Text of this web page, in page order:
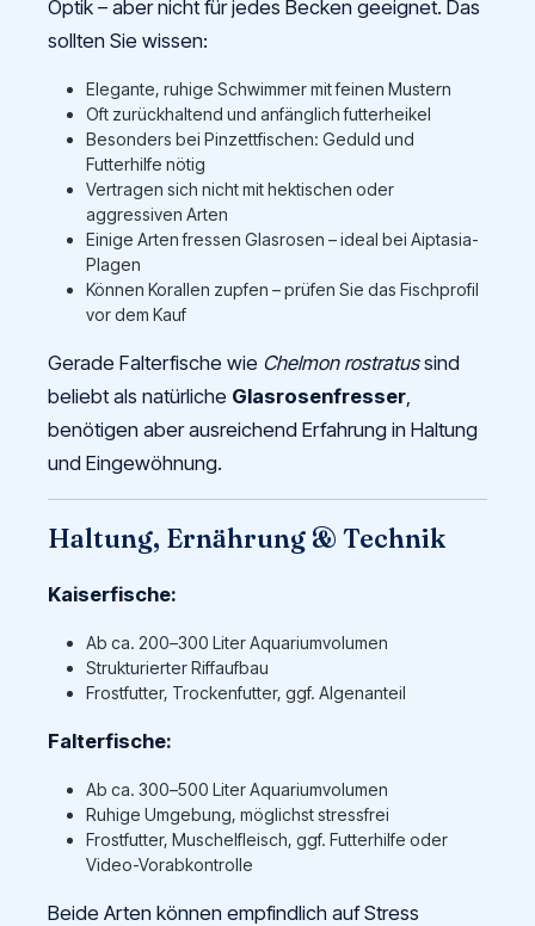
Optik – aber nicht für jedes Becken geeignet. Das
sollten Sie wissen:
Elegante, ruhige Schwimmer mit feinen Mustern
Oft zurückhaltend und anfänglich futterheikel
Besonders bei Pinzettfischen: Geduld und
Futterhilfe nötig
Vertragen sich nicht mit hektischen oder
aggressiven Arten
Einige Arten fressen Glasrosen – ideal bei Aiptasia-
Plagen
Können Korallen zupfen – prüfen Sie das Fischprofil
vor dem Kauf
Gerade Falterfische wie Chelmon rostratussind
beliebt als natürliche Glasrosenfresser,
benötigen aber ausreichend Erfahrung in Haltung
und Eingewöhnung.
Haltung, Ernährung & Technik
Kaiserfische:
Ab ca. 200–300 Liter Aquariumvolumen
Strukturierter Riffaufbau
Frostfutter, Trockenfutter, ggf. Algenanteil
Falterfische:
Ab ca. 300–500 Liter Aquariumvolumen
Ruhige Umgebung, möglichst stressfrei
Frostfutter, Muschelfleisch, ggf. Futterhilfe oder
Video-Vorabkontrolle
Beide Arten können empfindlich auf Stress